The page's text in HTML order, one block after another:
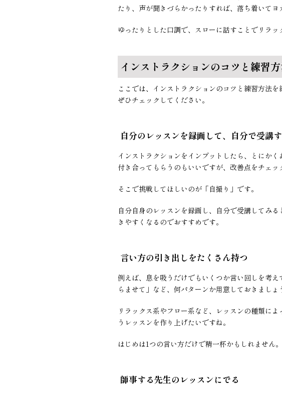
たり、声が聞きづらかったりすれば、落ち着いてヨ
ゆったりとした口調で、スローに話すことでリラッ
インストラクションのコツと練習
ここでは、インストラクションのコツと練習方法
ぜひチェックしてください。
自分のレッスンを録画して、自分で受講
インストラクションをインプットしたら、とにか
付き合ってもらうのもいいですが、改善点をチェッ
そこで挑戦してほしいのが「自撮り」です。
自分自身のレッスンを録画し、自分で受講してみ
きやすくなるのでおすすめです。
言い方の引き出しをたくさん持つ
例えば、息を吸うだけでもいくつか言い回しを考
らませて」など、何パターンか用意しておきましょ
リラックス系やフロー系など、レッスンの種類に
うレッスンを作り上げたいですね。
はじめは1つの言い方だけで精一杯かもしれません
師事する先生のレッスンにでる